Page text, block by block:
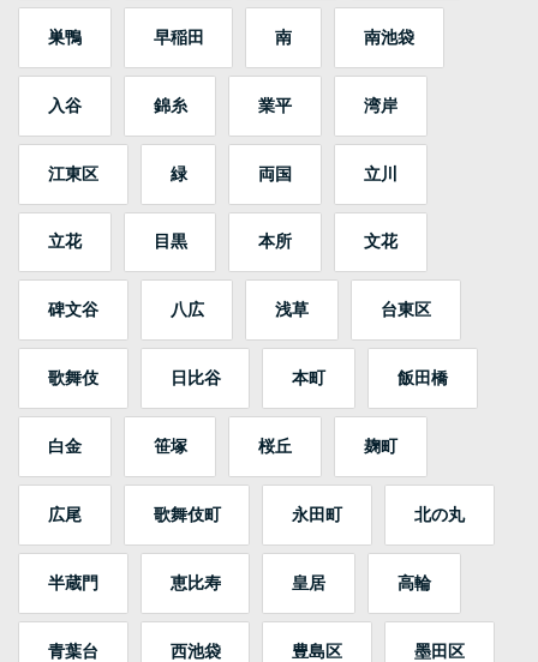
巣鴨 早稲田 南 南池袋
入谷 錦糸 業平 湾岸
江東区 緑 両国 立川
立花 目黒 本所 文花
碑文谷 八広 浅草 台東区
歌舞伎 日比谷 本町 飯田橋
白金 笹塚 桜丘 麹町
広尾 歌舞伎町 永田町 北の丸
半蔵門 恵比寿 皇居 高輪
青葉台 西池袋 豊島区 墨田区